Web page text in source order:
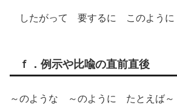
したがって 要するに このよう
ｆ．例示や比喩の直前直後
～のような ～のように たとえば～